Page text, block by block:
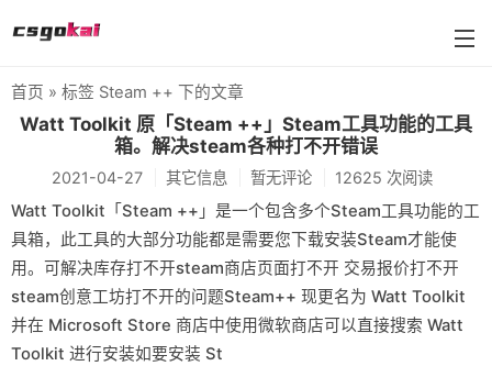
farmskins
88dog
flamecases
88hash-jp
首页 » 标签 Steam ++ 下的文章
Watt Toolkit 原「Steam ++」Steam工具功能的工具
箱。解决steam各种打不开错误
2021-04-27 其它信息 暂无评论 12625 次阅读
Watt Toolkit「Steam ++」是一个包含多个Steam工具功能的工
具箱，此工具的大部分功能都是需要您下载安装Steam才能使
用。可解决库存打不开steam商店页面打不开 交易报价打不开
steam创意工坊打不开的问题Steam++ 现更名为 Watt Toolkit
并在 Microsoft Store 商店中使用微软商店可以直接搜索 Watt
Toolkit 进行安装如要安装 St